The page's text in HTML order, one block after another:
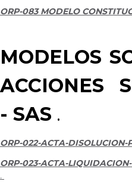
ORP-083 MODELO
MODELOS
ACCIONES
- SAS .
ORP-022-ACTA-DISOLUCION-
ORP-023-ACTA-
.